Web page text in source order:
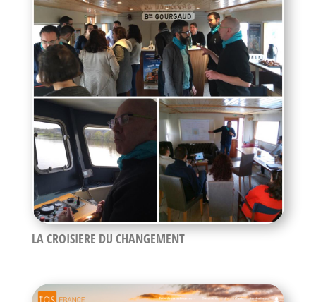
LA CROISIERE DU CHANGEMENT